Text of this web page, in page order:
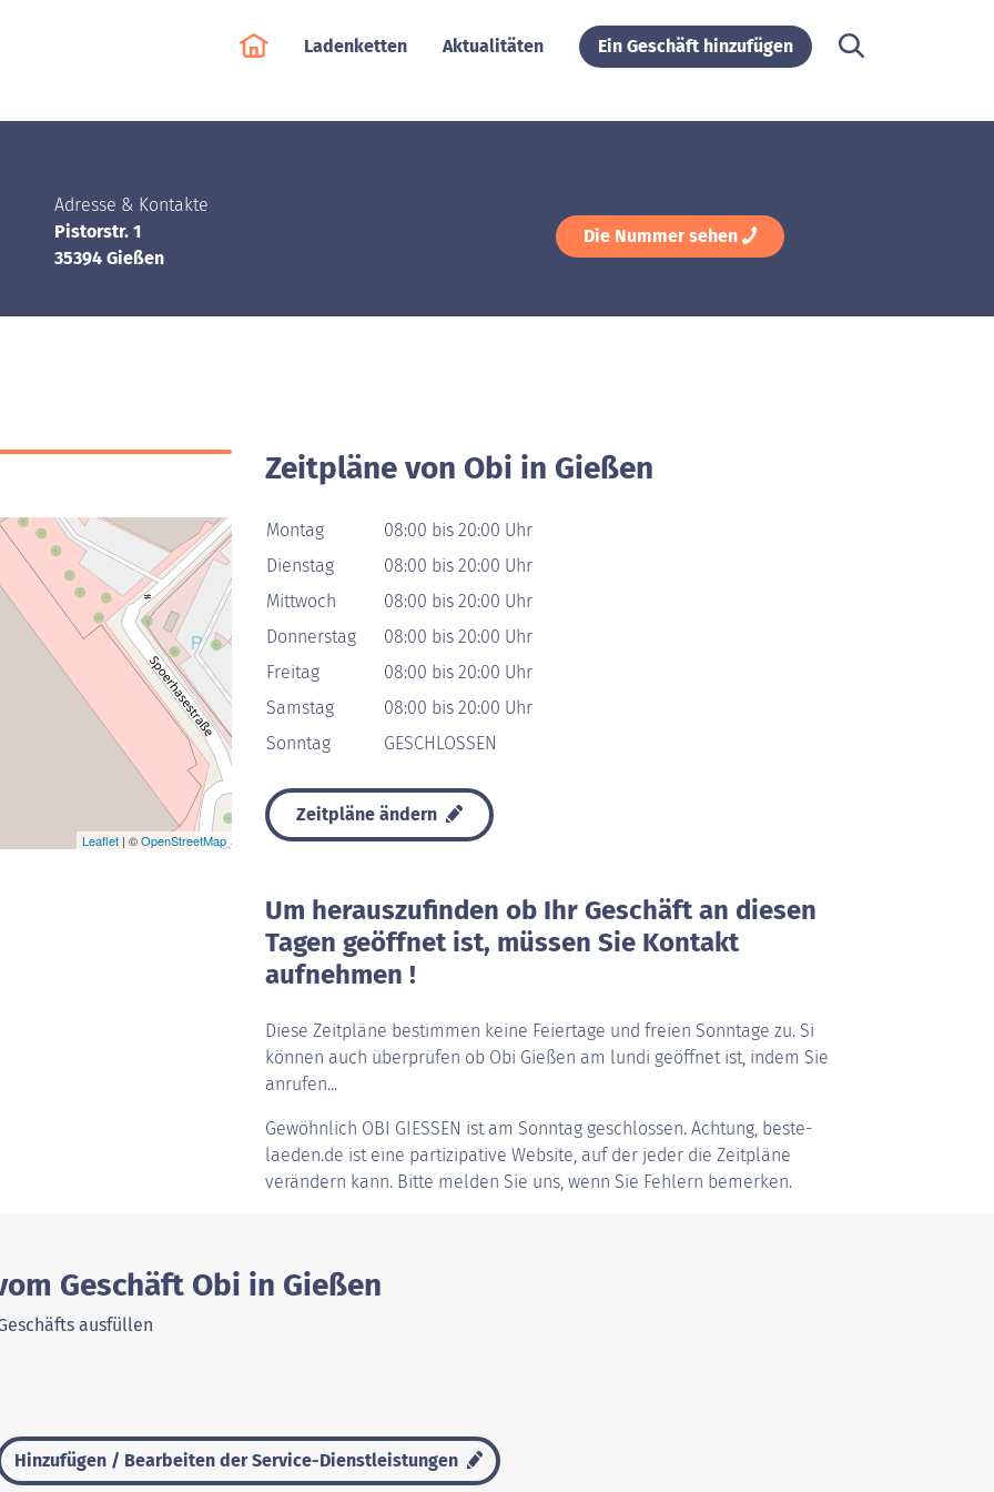
Ladenketten Aktualitäten Ein Geschäft hinzufügen
Adresse & Kontakte
Pistorstr. 1
35394 Gießen
Die Nummer sehen
Leaflet | ©OpenStreetMap
Zeitpläne von Obi in Gießen
Montag
08:00 bis 20:00 Uhr
Dienstag
08:00 bis 20:00 Uhr
Mittwoch
08:00 bis 20:00 Uhr
Donnerstag
08:00 bis 20:00 Uhr
Freitag
08:00 bis 20:00 Uhr
Samstag
08:00 bis 20:00 Uhr
Sonntag
GESCHLOSSEN
Zeitpläne ändern
Um herauszufinden ob Ihr Geschäft an diesen
Tagen geöffnet ist, müssen Sie Kontakt
aufnehmen !
Diese Zeitpläne bestimmen keine Feiertage und freien Sonntage zu. Si
können auch überprüfen ob Obi Gießen am lundi geöffnet ist, indem Sie
anrufen...
Gewöhnlich OBI GIESSEN
ist am Sonntag geschlossen. Achtung, beste-
laeden.de ist eine partizipative Website, auf der jeder die Zeitpläne
verändern kann. Bitte melden Sie uns, wenn Sie Fehlern bemerken.
Geschäft Obi in Gießen
ausfüllen
Hinzufügen / Bearbeiten der Service-Dienstleistungen